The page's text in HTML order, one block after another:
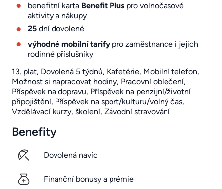
benefitní karta Benefit Plus pro volnočasové
aktivity a nákupy
25 dní dovolené
výhodné mobilní tarify pro zaměstnance i jejich
rodinné příslušníky
13. plat, Dovolená 5 týdnů, Kafetérie, Mobilní telefon,
Možnost si napracovat hodiny, Pracovní oblečení,
Příspěvek na dopravu, Příspěvek na penzijní/životní
připojištění, Příspěvek na sport/kulturu/volný čas,
Vzdělávací kurzy, školení, Závodní stravování
Benefity
Dovolená navíc
Finanční bonusy a prémie